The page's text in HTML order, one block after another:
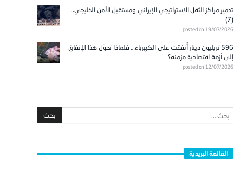
تدمير مراكز الثقل الاستراتيجي الإيراني ومستقبل الأمن الخليجي..
(7)
posted on 19/07/2026
596 تريليون دينار أُنفقت على الكهرباء… فلماذا تحوّل هذا الإنفاق
إلى أزمة اقتصادية مزمنة؟
posted on 12/07/2026
القائمة البريدية